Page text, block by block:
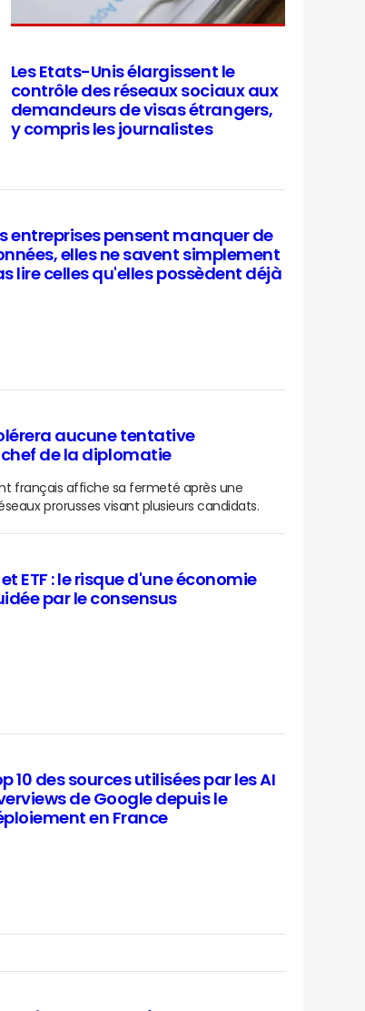
Les Etats-Unis élargissent le
contrôle des réseaux sociaux aux
demandeurs de visas étrangers,
y compris les journalistes
entreprises pensent manquer de
elles ne savent simplement
lire celles qu'elles possèdent déjà
aucune tentative
de la diplomatie
français affiche sa fermeté après une
prorusses visant plusieurs candidats.
et ETF : le risque d'une économie
par le consensus
10 des sources utilisées par les AI
de Google depuis le
en France